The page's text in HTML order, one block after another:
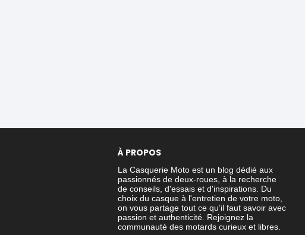
À PROPOS
La Casquerie Moto est un blog dédié aux
passionnés de deux-roues, à la recherche
de conseils, d'essais et d'inspirations. Du
choix du casque à l'entretien de votre moto,
on vous partage tout ce qu’il faut savoir avec
passion et authenticité. Rejoignez la
communauté des motards curieux et libres.